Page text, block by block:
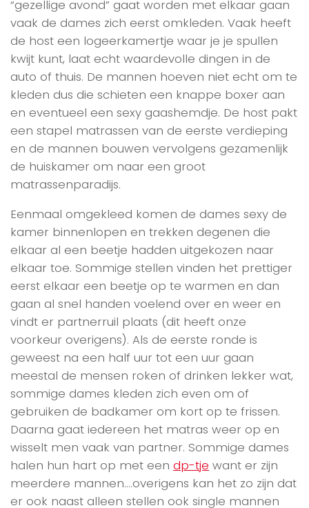
“gezellige avond” gaat worden met elkaar gaan
vaak de dames zich eerst omkleden. Vaak heeft
de host een logeerkamertje waar je je spullen
kwijt kunt, laat echt waardevolle dingen in de
auto of thuis. De mannen hoeven niet echt om te
kleden dus die schieten een knappe boxer aan
en eventueel een sexy gaashemdje. De host pakt
een stapel matrassen van de eerste verdieping
en de mannen bouwen vervolgens gezamenlijk
de huiskamer om naar een groot
matrassenparadijs.
Eenmaal omgekleed komen de dames sexy de
kamer binnenlopen en trekken degenen die
elkaar al een beetje hadden uitgekozen naar
elkaar toe. Sommige stellen vinden het prettiger
eerst elkaar een beetje op te warmen en dan
gaan al snel handen voelend over en weer en
vindt er partnerruil plaats (dit heeft onze
voorkeur overigens). Als de eerste ronde is
geweest na een half uur tot een uur gaan
meestal de mensen roken of drinken lekker wat,
sommige dames kleden zich even om of
gebruiken de badkamer om kort op te frissen.
Daarna gaat iedereen het matras weer op en
wisselt men vaak van partner. Sommige dames
halen hun hart op met een dp-tje want er zijn
meerdere mannen….overigens kan het zo zijn dat
er ook naast alleen stellen ook single mannen